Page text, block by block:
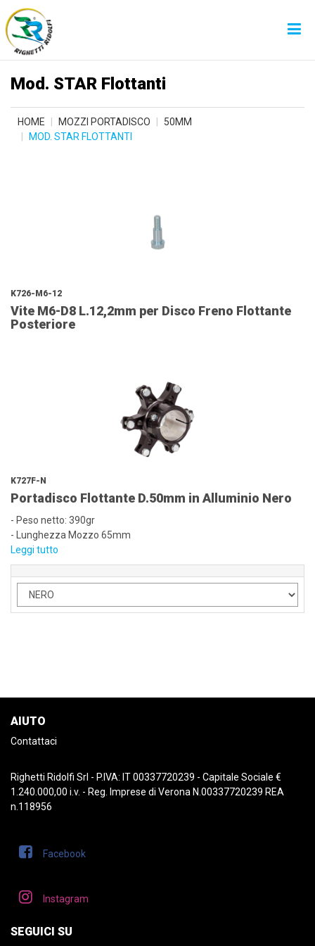
Mod. STAR Flottanti
HOME MOZZI PORTADISCO
50MM
MOD. STAR FLOTTANTI
K726-M6-12
Vite M6-D8 L.12,2mm per Disco Freno Flottante
Posteriore
K727F-N
Portadisco Flottante D.50mm in Alluminio Nero
- Peso netto: 390gr
- Lunghezza Mozzo 65mm
Leggi tutto
AIUTO
Contattaci
Righetti Ridolfi Srl - P.IVA: IT 00337720239 - Capitale Sociale €
1.240.000,00 i.v. - Reg. Imprese di Verona N.00337720239 REA
n.118956
Facebook
Instagram
SEGUICI SU